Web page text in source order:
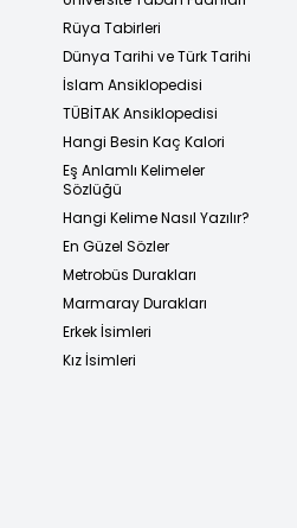
Rüya Tabirleri
Dünya Tarihi ve Türk Tarihi
İslam Ansiklopedisi
TÜBİTAK Ansiklopedisi
Hangi Besin Kaç Kalori
Eş Anlamlı Kelimeler
Sözlüğü
Hangi Kelime Nasıl Yazılır?
En Güzel Sözler
Metrobüs Durakları
Marmaray Durakları
Erkek İsimleri
Kız İsimleri